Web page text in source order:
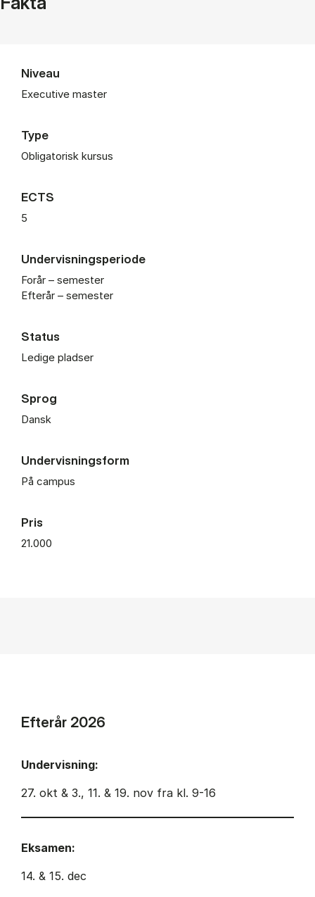
Niveau
Executive master
Type
Obligatorisk kursus
ECTS
5
Undervisningsperiode
Forår – semester
Efterår – semester
Status
Ledige pladser
Sprog
Dansk
Undervisningsform
På campus
Pris
21.000
Efterår 2026
Undervisning:
27. okt & 3., 11. & 19. nov fra kl. 9-16
Eksamen:
14. & 15. dec